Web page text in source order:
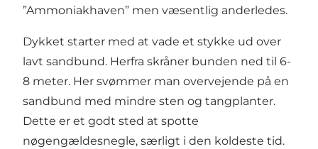
”Ammoniakhaven” men væsentlig anderledes.
Dykket starter med at vade et stykke ud over
lavt sandbund. Herfra skråner bunden ned til 6-
8 meter. Her svømmer man overvejende på en
sandbund med mindre sten og tangplanter.
Dette er et godt sted at spotte
nøgengældesnegle, særligt i den koldeste tid.